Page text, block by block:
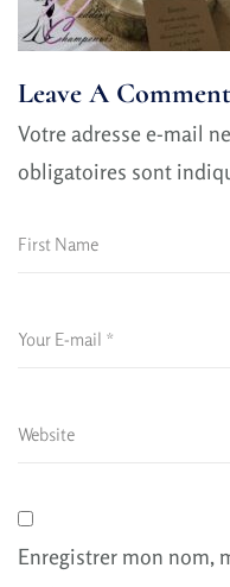
Leave A Comment
Votre adresse e-mail
obligatoires sont
Enregistrer mon nom,